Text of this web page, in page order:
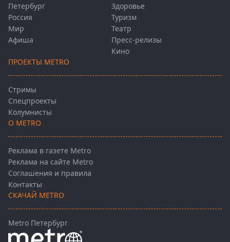
Петербург
Россия
Мир
Афиша
Здоровье
Туризм
Театр
Пресс-релизы
Кино
ПРОЕКТЫ METRO
Стримы
Спецпроекты
Колумнисты
О METRO
Реклама в газете Metro
Реклама на сайте Metro
Соглашения и правила
Контакты
СКАЧАЙ METRO
Metro Петербург